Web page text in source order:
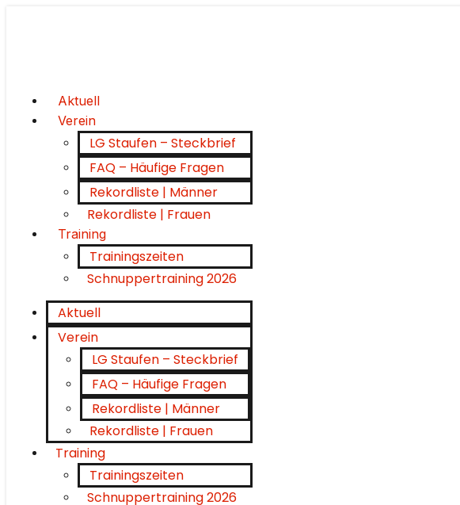
Aktuell
Verein
LG Staufen – Steckbrief
FAQ – Häufige Fragen
Rekordliste | Männer
Rekordliste | Frauen
Training
Trainingszeiten
Schnuppertraining 2026
Aktuell
Verein
LG Staufen – Steckbrief
FAQ – Häufige Fragen
Rekordliste | Männer
Rekordliste | Frauen
Training
Trainingszeiten
Schnuppertraining 2026